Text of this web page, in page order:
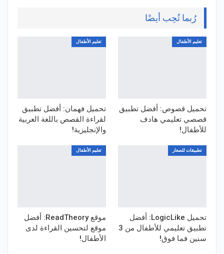
رُبما تُحِب أيضًا
تعليم الأطفال
تحميل قصوص: أفضل تطبيق
قصصي تعليمي هادف
للأطفال!
تعليم الأطفال
تحميل فهمان: أفضل تطبيق
لقراءة القصص باللغة العربية
والإنجليزية!
تطبيقات للصغار
تحميل LogicLike: أفضل
تطبيق تعليمي للأطفال من 3
سنين فما فوق!
تعليم الأطفال
موقع ReadTheory: أفضل
موقع لتحسين القراءة لدى
الأطفال!